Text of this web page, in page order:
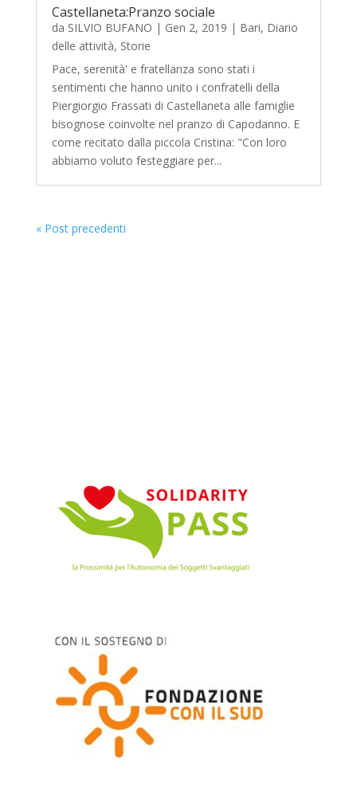
Castellaneta:Pranzo sociale
da SILVIO BUFANO | Gen 2, 2019 | Bari, Diario
delle attività, Storie
Pace, serenità' e fratellanza sono stati i
sentimenti che hanno unito i confratelli della
Piergiorgio Frassati di Castellaneta alle famiglie
bisognose coinvolte nel pranzo di Capodanno. E
come recitato dalla piccola Cristina: "Con loro
abbiamo voluto festeggiare per...
« Post precedenti